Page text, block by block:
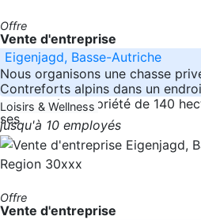
Offre
Vente d'entreprise
Eigenjagd, Basse-Autriche
Nous organisons une chasse
Contreforts alpins dans un
passage. Le propriété de 140
ses
Loisirs & Wellness
jusqu'à 10 employés
Region 30xxx
Offre
Vente d'entreprise